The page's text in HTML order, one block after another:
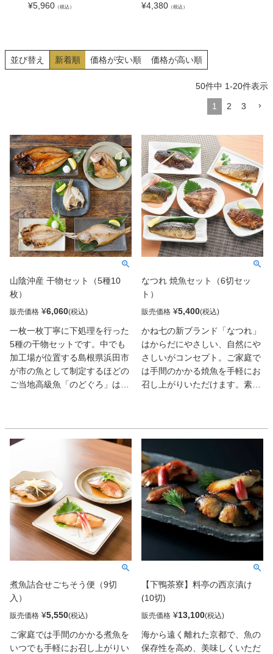
¥5,960 （税込）
¥4,380 （税込）
並び替え 新着順 価格が安い順 価格が高い順
50件中 1-20件表示
1 2 3
山陰沖産 干物セット（5種10
枚）
販売価格 ¥6,060
一枚一枚丁寧に下処理を行った
5種の干物セットです。中でも
加工場が位置する島根県浜田市
が市の魚として制定するほどの
ご当地高級魚「のどぐろ」は、
品です。ご自宅へは１枚ずつ丁
寧に個包装した冷凍状態で届く
ので、そのまま冷凍庫で保管し
てください。魚を焼くのが苦手
な方や、贈り物をする際にも安
心な「フライパンでの簡単な焼
き方レシピ」を同封して発送し
ています。
なつれ 焼魚セット（6切セッ
ト）
販売価格 ¥5,400
かね七の新ブランド「なつれ」
はからだにやさしい、自然にや
さしいがコンセプト。ご家庭で
は手間のかかる焼魚を手軽にお
召し上がりいただけます。素材
られます。保存料、着色料、調
味料は一切使用しておりません
ので、安心してお召し上がりい
ただけます。
煮魚詰合せごちそう便（9切
入）
販売価格 ¥5,550
ご家庭では手間のかかる煮魚を
いつでも手軽にお召し上がりい
【下鴨茶寮】料亭の西京漬け
(10切)
販売価格 ¥13,100
海から遠く離れた京都で、魚の
保存性を高め、美味しくいただ